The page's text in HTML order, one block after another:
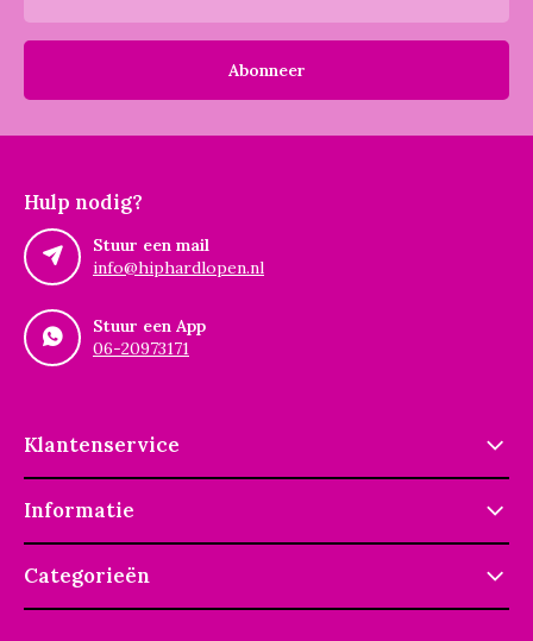
Abonneer
Hulp nodig?
Stuur een mail
info@hiphardlopen.nl
Stuur een App
06-20973171
Klantenservice
Informatie
Categorieën